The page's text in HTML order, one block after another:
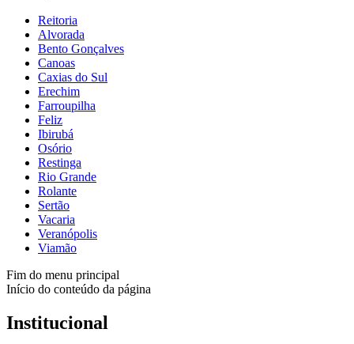
Reitoria
Alvorada
Bento Gonçalves
Canoas
Caxias do Sul
Erechim
Farroupilha
Feliz
Ibirubá
Osório
Restinga
Rio Grande
Rolante
Sertão
Vacaria
Veranópolis
Viamão
Fim do menu principal
Início do conteúdo da página
Institucional